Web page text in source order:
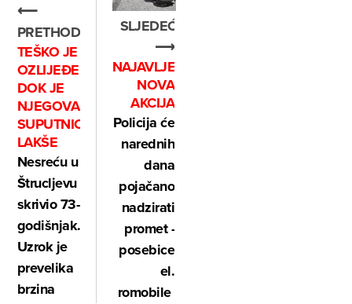
⟵
PRETHODNO
TEŠKO JE
OZLIJEĐEN,
DOK JE
NJEGOVA
SUPUTNICA
LAKŠE
Nesreću u
Štrucljevu
skrivio 73-
godišnjak.
Uzrok je
prevelika
brzina
SLJEDEĆE
⟶
NAJAVLJENA
NOVA
AKCIJA
Policija će
narednih
dana
pojačano
nadzirati
promet -
posebice
el.
romobile